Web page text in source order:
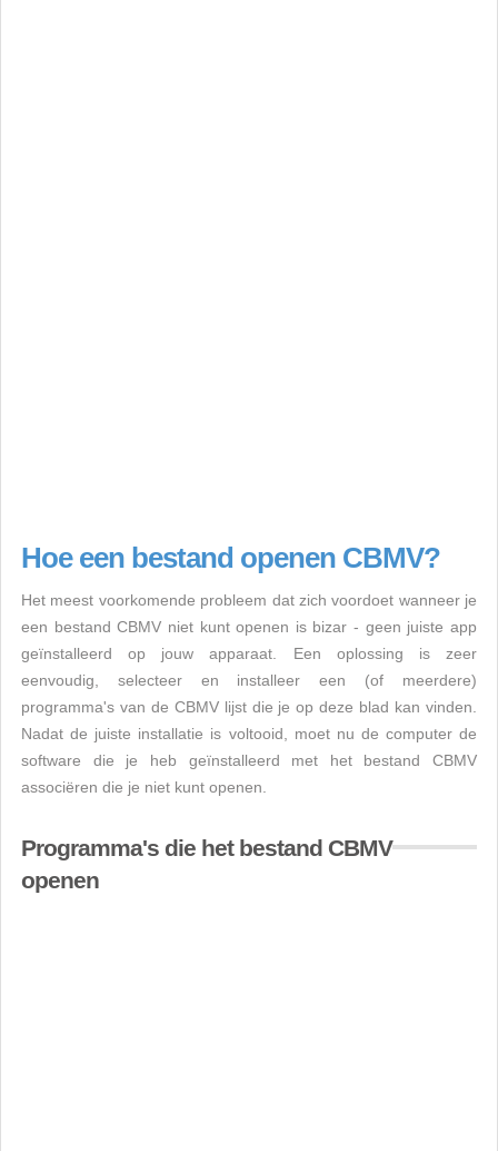
Hoe een bestand openen CBMV?
Het meest voorkomende probleem dat zich voordoet wanneer je
een bestand CBMV niet kunt openen is bizar - geen juiste app
geïnstalleerd op jouw apparaat. Een oplossing is zeer
eenvoudig, selecteer en installeer een (of meerdere)
programma's van de CBMV lijst die je op deze blad kan vinden.
Nadat de juiste installatie is voltooid, moet nu de computer de
software die je heb geïnstalleerd met het bestand CBMV
associëren die je niet kunt openen.
Programma's die het bestand CBMV
openen